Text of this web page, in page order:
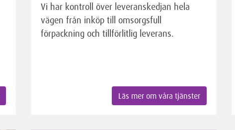
Vi har kontroll över leveranskedjan hela
vägen från inköp till omsorgsfull
förpackning och tillförlitlig leverans.
Läs mer om våra tjänster